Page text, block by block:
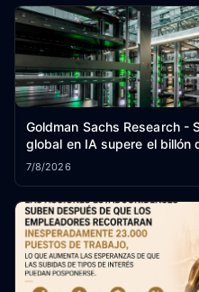
Goldman Sachs Research -
global en IA supere el billón
7/8/2026